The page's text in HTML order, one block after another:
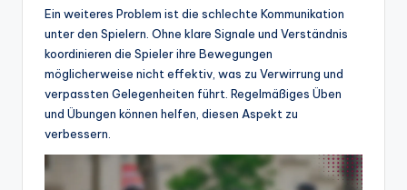
Ein weiteres Problem ist die schlechte Kommunikation
unter den Spielern. Ohne klare Signale und Verständnis
koordinieren die Spieler ihre Bewegungen
möglicherweise nicht effektiv, was zu Verwirrung und
verpassten Gelegenheiten führt. Regelmäßiges Üben
und Übungen können helfen, diesen Aspekt zu
verbessern.